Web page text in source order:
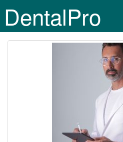
DentalPro